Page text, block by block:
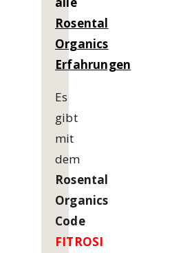
Rosental
Organics
Erfahrungen
Es
gibt
mit
dem
Rosental
Organics
Code
FITROSI